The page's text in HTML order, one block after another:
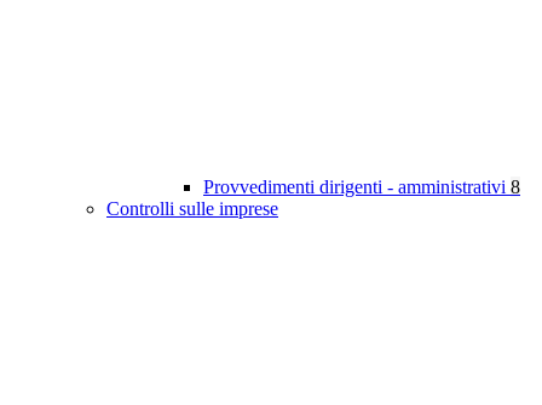
Provvedimenti dirigenti - amministrativi 8
Controlli sulle imprese